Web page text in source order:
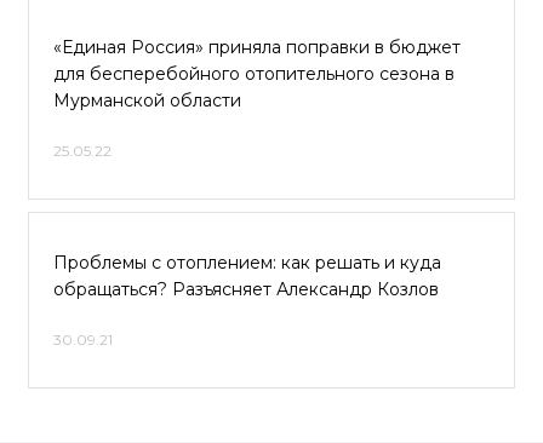
«Единая Россия» приняла поправки в бюджет
для бесперебойного отопительного сезона в
Мурманской области
25.05.22
Проблемы с отоплением: как решать и куда
обращаться? Разъясняет Александр Козлов
30.09.21